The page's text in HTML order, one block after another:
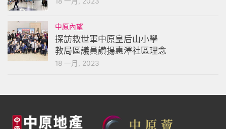
中原內望
探訪救世軍中原皇后山小學
教局區議員讚揚惠澤社區理念
18 一月, 2023